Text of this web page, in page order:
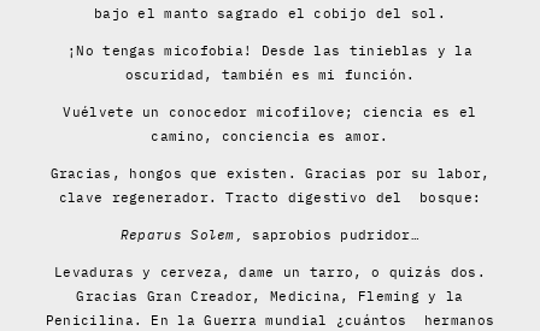
bajo el manto sagrado el cobijo del sol.
¡No tengas micofobia! Desde las tinieblas y la
oscuridad, también es mi función.
Vuélvete un conocedor micofilove; ciencia es el
camino, conciencia es amor.
Gracias, hongos que existen. Gracias por su labor,
clave regenerador. Tracto digestivo del bosque:
Reparus Solem, saprobios pudridor…
Levaduras y cerveza, dame un tarro, o quizás dos.
Gracias Gran Creador, Medicina, Fleming y la
Penicilina. En la Guerra mundial ¿cuántos hermanos